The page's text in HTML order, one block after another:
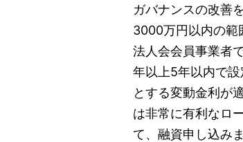
ガバナンスの改善
3000万円以内の範
法人会会員事業者
年以上5年以内で
とする変動金利が
は非常に有利なロ
て、融資申し込み